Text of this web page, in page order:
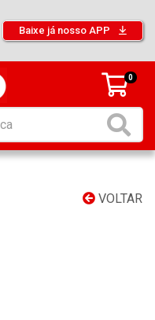
Baixe já nosso APP
0
VOLTAR